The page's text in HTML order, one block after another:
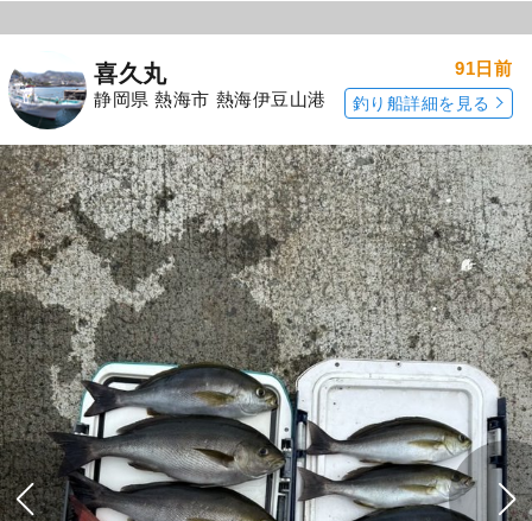
喜久丸
静岡県 熱海市 熱海伊豆山港
91日前
釣り船詳細を見る